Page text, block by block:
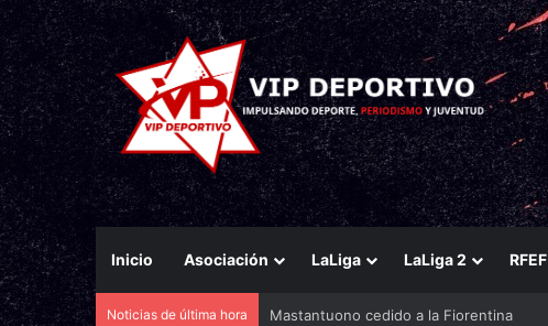
Inicio Asociación LaLiga LaLiga 2 RFEF
Noticias de última hora El Racing mueve ficha por Agirrezabala